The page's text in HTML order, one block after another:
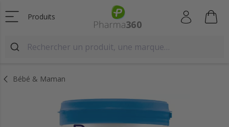
Produits
Bébé & Maman